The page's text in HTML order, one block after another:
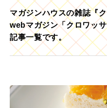
マガジンハウスの雑誌『
webマガジン「クロワッ
記事一覧です。